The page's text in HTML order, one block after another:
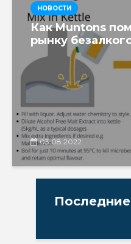
НОВОСТИ
Как Muntons
рынку
03.08.2022